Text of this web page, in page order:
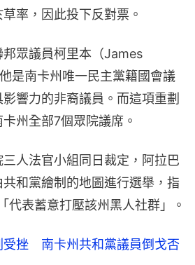
率，因此投下反對票。
眾議員柯里本（James
是南卡州唯一民主黨籍國會議
響力的非裔議員。而這項重劃
州全部7個眾院議席。
人法官小組同日裁定，阿拉巴
和黨繪制的地圖進行選舉，指
代表蓄意打壓該州黑人社群」。
受挫 南卡州共和黨議員倒戈否